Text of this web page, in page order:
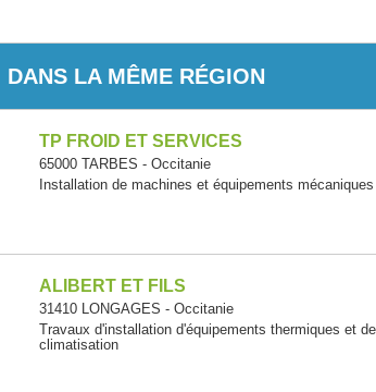
DANS LA MÊME RÉGION
TP FROID ET SERVICES
65000 TARBES - Occitanie
Installation de machines et équipements mécaniques
ALIBERT ET FILS
31410 LONGAGES - Occitanie
Travaux d'installation d'équipements thermiques et de
climatisation